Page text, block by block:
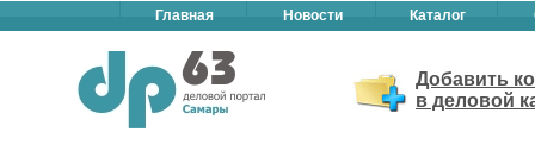
Главная Новости Каталог
Добавить
в деловой